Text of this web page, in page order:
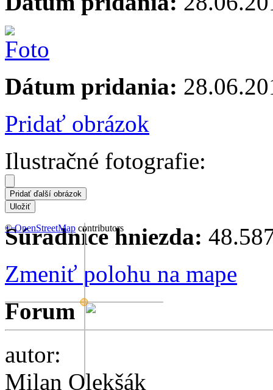
Dátum pridania:
Pridať obrázok
Ilustračné fotografie:
+−
©OpenStreetMap contributors
Súradnice hniezda:
Zmeniť polohu na mape
Forum
autor:
Milan Olekšák